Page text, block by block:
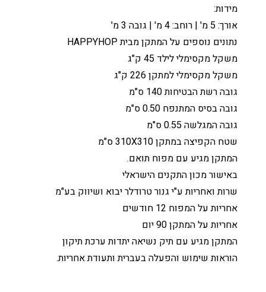
מידות:
אורך: 5 מ' | רוחב: 4 מ' | גובה 3 מ'
נתונים נוספים על המתקן מבית HAPPYHOP
משקל מקסימלי לילד 45 ק"ג
משקל מקסימלי למתקן 226 ק"ג
גובה רשת הבטיחות 140 ס"מ
גובה בסיס המתנפח 0.50 ס"מ
גובה המגלשה 0.55 ס"מ
שטח הקפיצה במתקן 310X310 ס"מ
המתקן מגיע עם מפוח תואם.
באישור מכון התקנים הישראלי
שרות ואחריות ע"י גנור טרודלר יבוא ושיווק בע"מ
אחריות על המפוח 12 חודשים
אחריות על המתקן 90 יום
המתקן מגיע עם תיק נשיאה יתדות ערכת תיקון
הוראות שימוש והפעלה בעברית ותעודת אחריות.